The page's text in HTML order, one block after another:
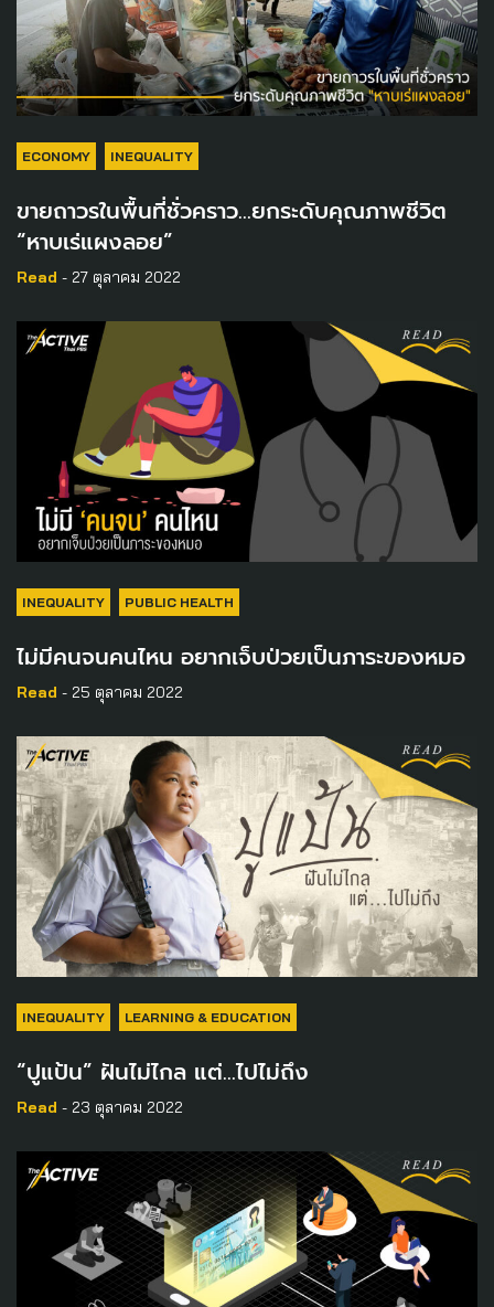
ECONOMY INEQUALITY
ขายถาวรในพื้นที่ชั่วคราว…ยกระดับคุณภาพชีวิต
“หาบเร่แผงลอย”
Read - 27 ตุลาคม 2022
INEQUALITY PUBLIC HEALTH
ไม่มีคนจนคนไหน อยากเจ็บป่วยเป็นภาระของหมอ
Read - 25 ตุลาคม 2022
INEQUALITY LEARNING & EDUCATION
“ปูแป้น” ฝันไม่ไกล แต่…ไปไม่ถึง
Read - 23 ตุลาคม 2022